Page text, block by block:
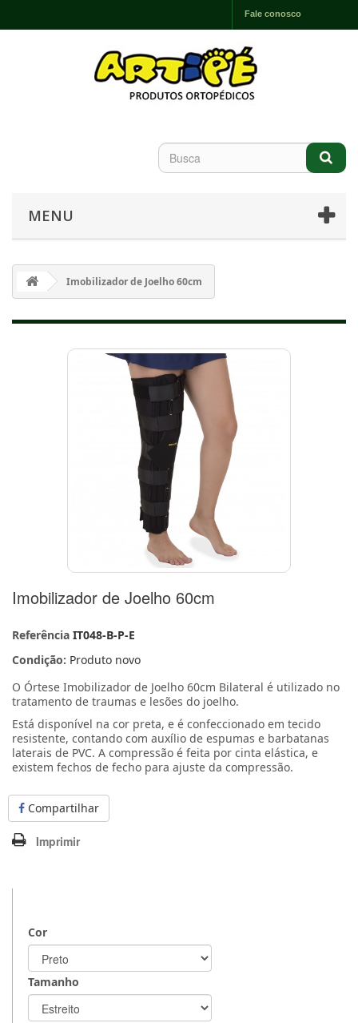
Fale conosco
MENU
Imobilizador de Joelho 60cm
Imobilizador de Joelho 60cm
Referência IT048-B-P-E
Condição: Produto novo
O Órtese Imobilizador de Joelho 60cm Bilateral é utilizado no
tratamento de traumas e lesões do joelho.
Está disponível na cor preta, e é confeccionado em tecido
resistente, contando com auxílio de espumas e barbatanas
laterais de PVC. A compressão é feita por cinta elástica, e
existem fechos de fecho para ajuste da compressão.
Compartilhar
Imprimir
Cor
Tamanho